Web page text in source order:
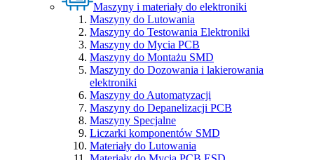
Maszyny i materiały do elektroniki
Maszyny do Lutowania
Maszyny do Testowania Elektroniki
Maszyny do Mycia PCB
Maszyny do Montażu SMD
Maszyny do Dozowania i lakierowania
elektroniki
Maszyny do Automatyzacji
Maszyny do Depanelizacji PCB
Maszyny Specjalne
Liczarki komponentów SMD
Materiały do Lutowania